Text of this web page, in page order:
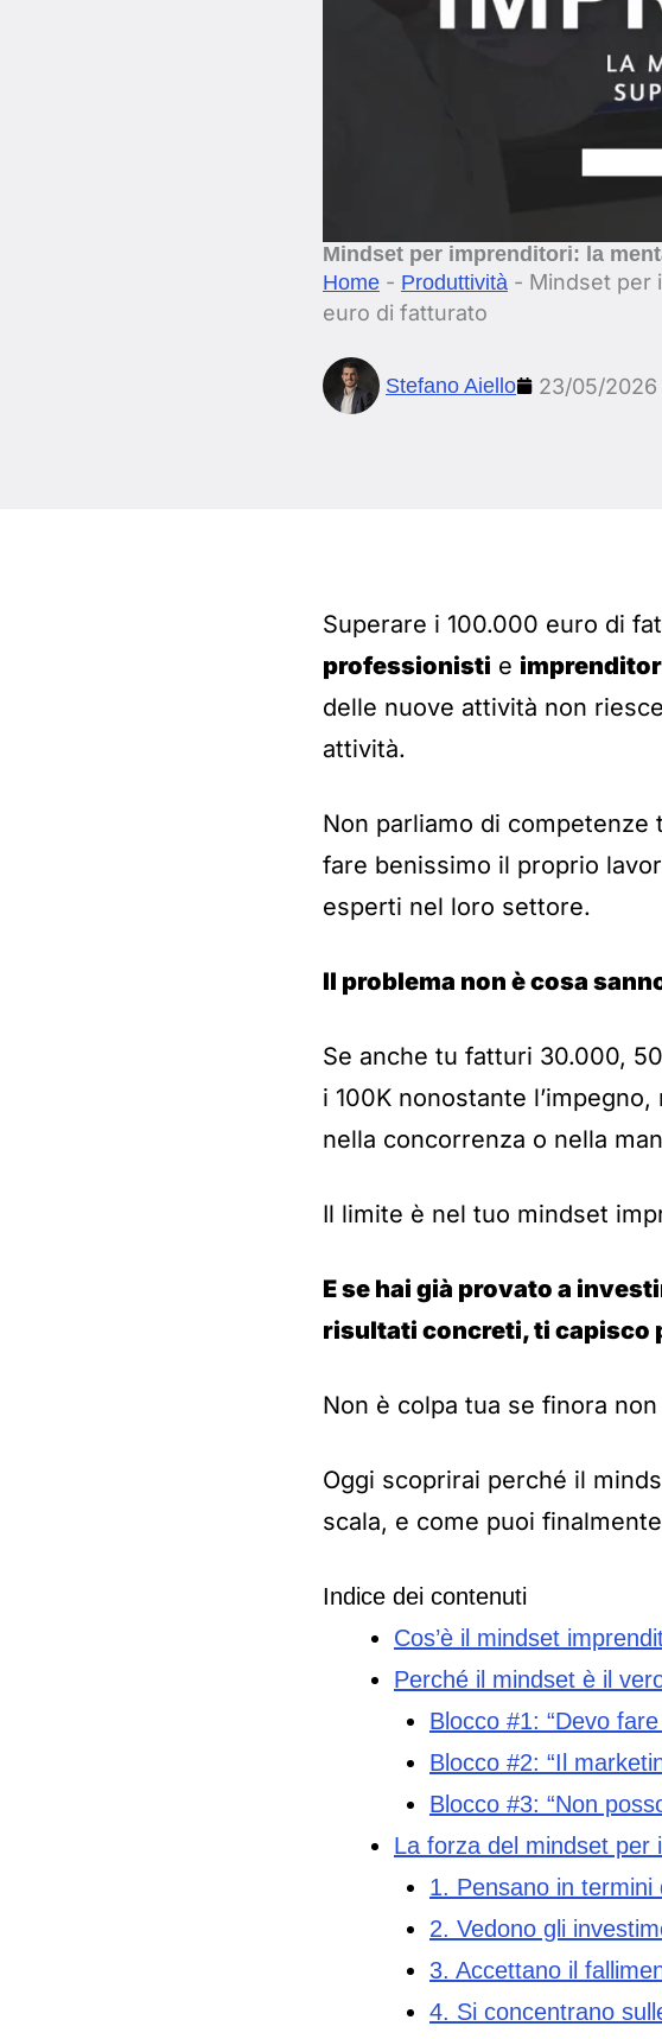
Mindset per imprenditori: la
Home - Produttività - Mindset per
euro di fatturato
Stefano Aiello 23/05/2026
Superare i 100.000 euro di
professionisti e
delle nuove attività non
attività.
Non parliamo di
fare benissimo il proprio
esperti nel loro settore.
Il problema non è cosa
Se anche tu fatturi 30.000,
i 100K nonostante
nella concorrenza o nella
Il limite è nel tuo mindset
E se hai già provato a
risultati concreti, ti capisco
Non è colpa tua se finora
Oggi scoprirai perché il
scala, e come puoi
Indice dei contenuti
Cos’è il mindset
Perché il mindset è il
Blocco #1: “Devo
Blocco #2: “Il
Blocco #3: “Non
La forza del mindset per
1. Pensano in
2. Vedono gli
3. Accettano il
4. Si concentrano